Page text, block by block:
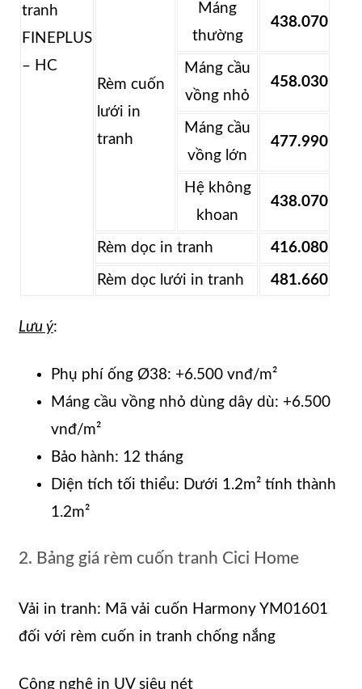
tranh
FINEPLUS
– HC
Rèm cuốn
lưới in
tranh
Máng
thường
438.070
Máng cầu
vồng nhỏ
458.030
Máng cầu
vồng lớn
477.990
Hệ không
khoan
438.070
Rèm dọc in tranh 416.080
Rèm dọc lưới in tranh 481.660
Lưu ý:
Phụ phí ống Ø38: +6.500 vnđ/m²
Máng cầu vồng nhỏ dùng dây dù: +6.500
vnđ/m²
Bảo hành: 12 tháng
Diện tích tối thiểu: Dưới 1.2m² tính thành
1.2m²
2. Bảng giá rèm cuốn tranh Cici Home
Vải in tranh: Mã vải cuốn Harmony YM01601
đối với rèm cuốn in tranh chống nắng
Công nghệ in UV siêu nét